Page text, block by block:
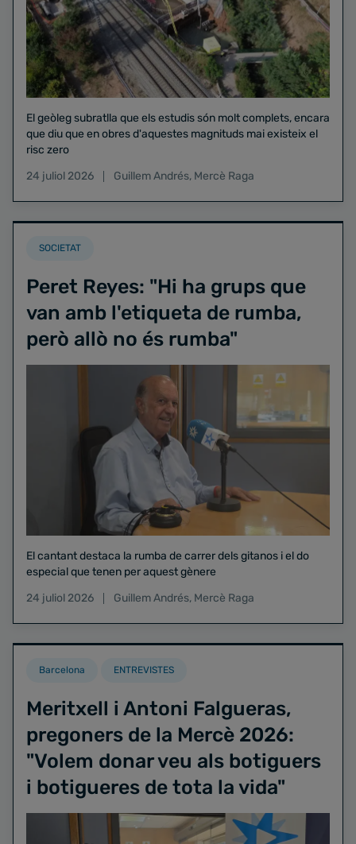
El geòleg subratlla que els estudis són molt complets, encara
que diu que en obres d'aquestes magnituds mai existeix el
risc zero
24 juliol 2026
Guillem Andrés, Mercè Raga
SOCIETAT
Peret Reyes: "Hi ha grups que
van amb l'etiqueta de rumba,
però allò no és rumba"
El cantant destaca la rumba de carrer dels gitanos i el do
especial que tenen per aquest gènere
24 juliol 2026
Guillem Andrés, Mercè Raga
Barcelona ENTREVISTES
Meritxell i Antoni Falgueras,
pregoners de la Mercè 2026:
"Volem donar veu als botiguers
i botigueres de tota la vida"